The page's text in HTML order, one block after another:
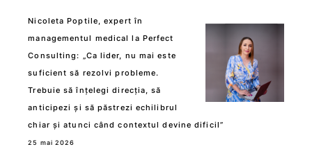
Nicoleta Poptile, expert în
managementul medical la Perfect
Consulting: „Ca lider, nu mai este
suficient să rezolvi probleme.
Trebuie să înțelegi direcția, să
anticipezi și să păstrezi echilibrul
chiar și atunci când contextul devine dificil”
25 mai 2026